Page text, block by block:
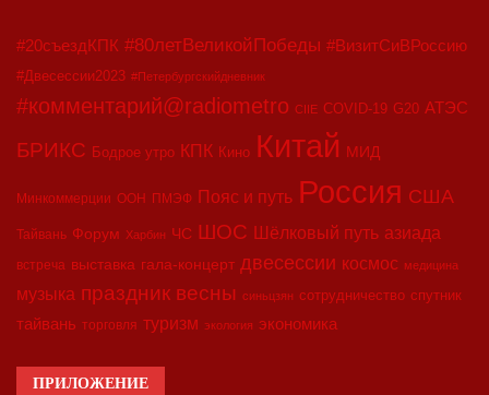
#20съездКПК #80летВеликойПобеды #ВизитСиВРоссию
#Двесессии2023 #Петербургскийдневник
#комментарий@radiometro CIIE COVID-19 G20 АТЭС
БРИКС Бодрое утро КПК Кино Китай МИД
Минкоммерции ООН ПМЭФ Пояс и путь Россия США
Тайвань Форум Харбин ЧС ШОС Шёлковый путь азиада
встреча выставка гала-концерт двесессии космос медицина
музыка праздник весны синьцзян сотрудничество спутник
тайвань торговля туризм экология экономика
ПРИЛОЖЕНИЕ